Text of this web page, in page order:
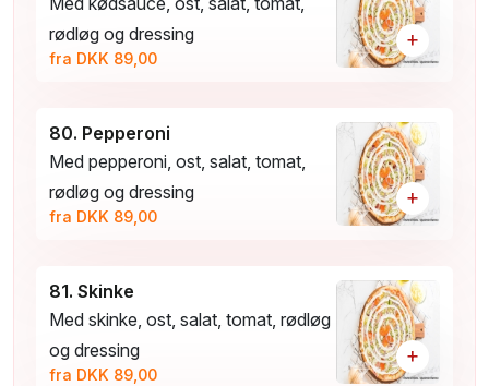
rødløg og dressing
fra DKK 89,00
+
80. Pepperoni
Med pepperoni, ost, salat, tomat,
rødløg og dressing
fra DKK 89,00
+
81. Skinke
Med skinke, ost, salat, tomat, rødløg
og dressing
fra DKK 89,00
+